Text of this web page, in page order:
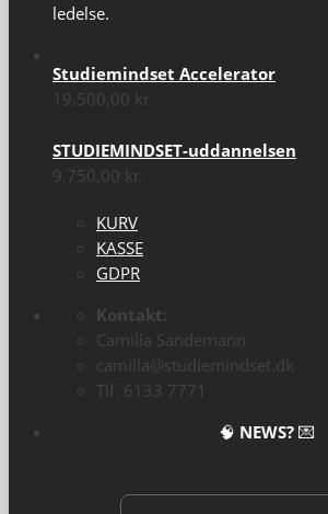
ledelse.
Studiemindset Accelerator
19.500,00 kr.
STUDIEMINDSET-uddannelsen
9.750,00 kr.
KURV
KASSE
GDPR
Kontakt:
Camilla Sandemann
camilla@studiemindset.dk
Tlf. 6133 7771
🧠 NEWS? 💌
Navn